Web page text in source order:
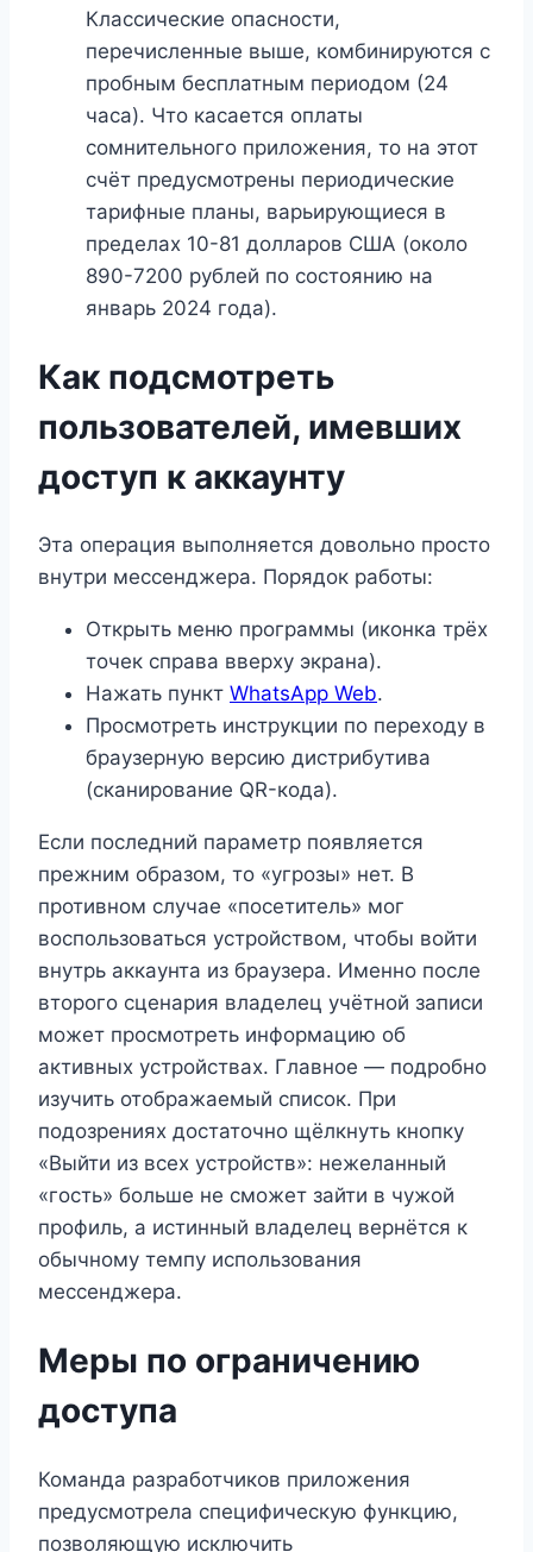
Классические опасности,
перечисленные выше, комбинируются с
пробным бесплатным периодом (24
часа). Что касается оплаты
сомнительного приложения, то на этот
счёт предусмотрены периодические
тарифные планы, варьирующиеся в
пределах 10-81 долларов США (около
890-7200 рублей по состоянию на
январь 2024 года).
Как подсмотреть
пользователей, имевших
доступ к аккаунту
Эта операция выполняется довольно просто
внутри мессенджера. Порядок работы:
Открыть меню программы (иконка трёх
точек справа вверху экрана).
Нажать пункт WhatsApp Web.
Просмотреть инструкции по переходу в
браузерную версию дистрибутива
(сканирование QR-кода).
Если последний параметр появляется
прежним образом, то «угрозы» нет. В
противном случае «посетитель» мог
воспользоваться устройством, чтобы войти
внутрь аккаунта из браузера. Именно после
второго сценария владелец учётной записи
может просмотреть информацию об
активных устройствах. Главное — подробно
изучить отображаемый список. При
подозрениях достаточно щёлкнуть кнопку
«Выйти из всех устройств»: нежеланный
«гость» больше не сможет зайти в чужой
профиль, а истинный владелец вернётся к
обычному темпу использования
мессенджера.
Меры по ограничению
доступа
Команда разработчиков приложения
предусмотрела специфическую функцию,
позволяющую исключить